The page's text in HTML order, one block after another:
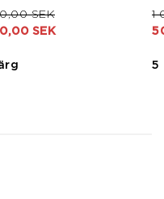
nedsatt från
SEKtill
SEK
1
5